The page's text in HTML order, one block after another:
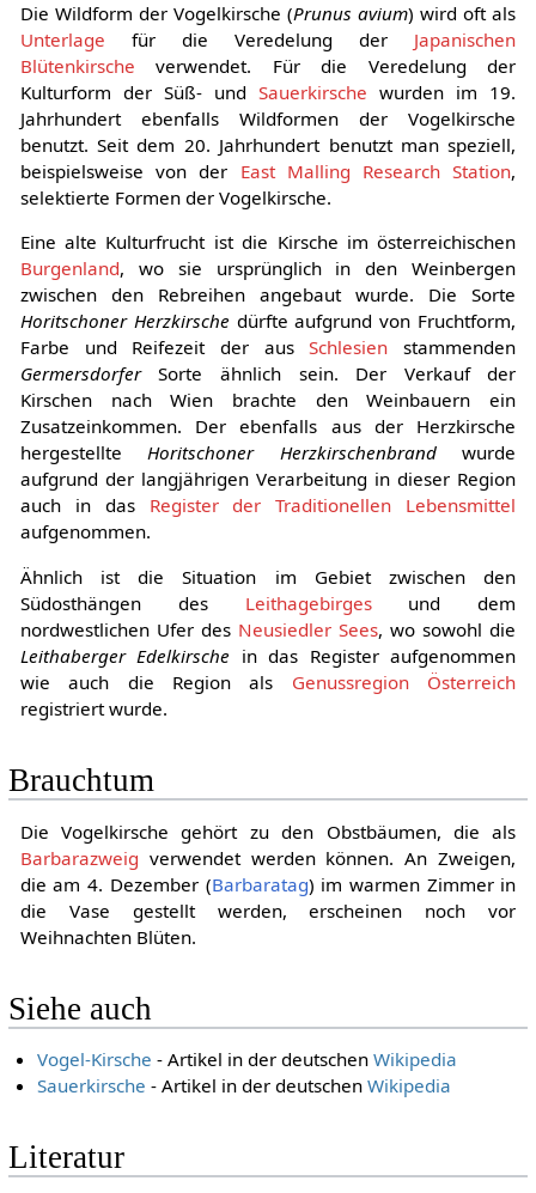
Die Wildform der Vogelkirsche (Prunus avium) wird oft als
Unterlage für die Veredelung der Japanischen
Blütenkirsche verwendet. Für die Veredelung der
Kulturform der Süß- undSauerkirsche wurden im 19.
Jahrhundert ebenfalls Wildformen der Vogelkirsche
benutzt. Seit dem 20. Jahrhundert benutzt man speziell,
beispielsweise von der East Malling Research Station,
selektierte Formen der Vogelkirsche.
Eine alte Kulturfrucht ist die Kirsche im österreichischen
Burgenland, wo sie ursprünglich in den Weinbergen
zwischen den Rebreihen angebaut wurde. Die Sorte
Horitschoner Herzkirsche dürfte aufgrund von Fruchtform,
Farbe und Reifezeit der ausSchlesien stammenden
GermersdorferSorte ähnlich sein. Der Verkauf der
Kirschen nach Wien brachte den Weinbauern ein
Zusatzeinkommen. Der ebenfalls aus der Herzkirsche
hergestellteHoritschoner Herzkirschenbrandwurde
aufgrund der langjährigen Verarbeitung in dieser Region
auch in das Register der Traditionellen Lebensmittel
aufgenommen.
Ähnlich ist die Situation im Gebiet zwischen den
Südosthängen des Leithagebirgesund dem
nordwestlichen Ufer des Neusiedler Sees, wo sowohl die
Leithaberger Edelkirsche in das Register aufgenommen
wie auch die Region als Genussregion Österreich
registriert wurde.
Brauchtum
Die Vogelkirsche gehört zu den Obstbäumen, die als
Barbarazweig verwendet werden können. An Zweigen,
die am 4. Dezember (Barbaratag) im warmen Zimmer in
die Vase gestellt werden, erscheinen noch vor
Weihnachten Blüten.
Siehe auch
Vogel-Kirsche - Artikel in der deutschenWikipedia
Sauerkirsche - Artikel in der deutschenWikipedia
Literatur